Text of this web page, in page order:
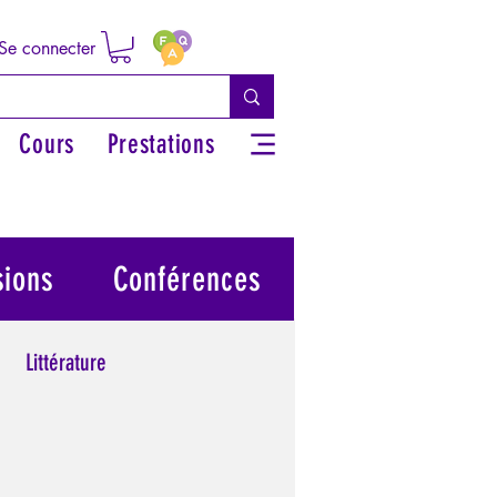
connecter
Cours Prestations
Littérature
Conférences